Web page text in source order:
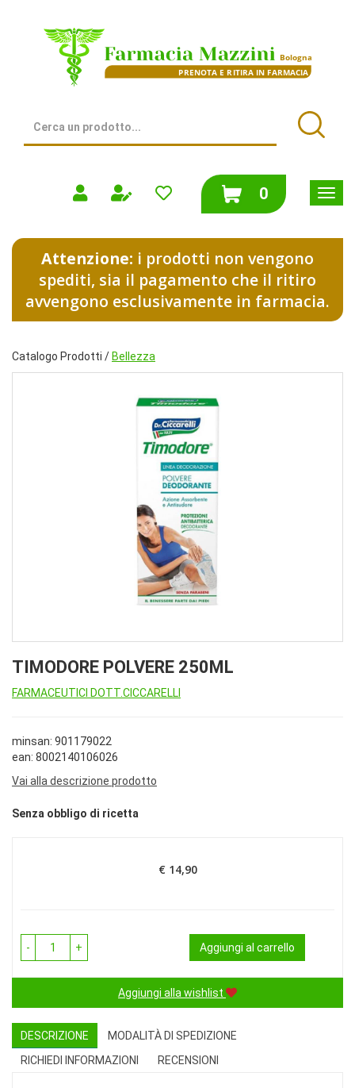
contenuto
Farmacia
Prodotto
0prodotti
inseriti
Attenzione: i prodotti non vengono
spediti, sia il pagamento che il ritiro
avvengono esclusivamente in farmacia.
Catalogo Prodotti / Bellezza
TIMODORE POLVERE 250ML
FARMACEUTICI DOTT.CICCARELLI
minsan: 901179022
ean: 8002140106026
Vai alla descrizione prodotto
Senza obbligo di ricetta
Prezzo
€ 14,90
- + Aggiungi al carrello
Aggiungi alla wishlist
DESCRIZIONE
MODALITÀ DI SPEDIZIONE
RICHIEDI INFORMAZIONI
RECENSIONI